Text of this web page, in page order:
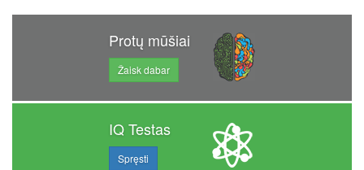
Protų mūšiai
Žaisk dabar
IQ Testas
Spręsti